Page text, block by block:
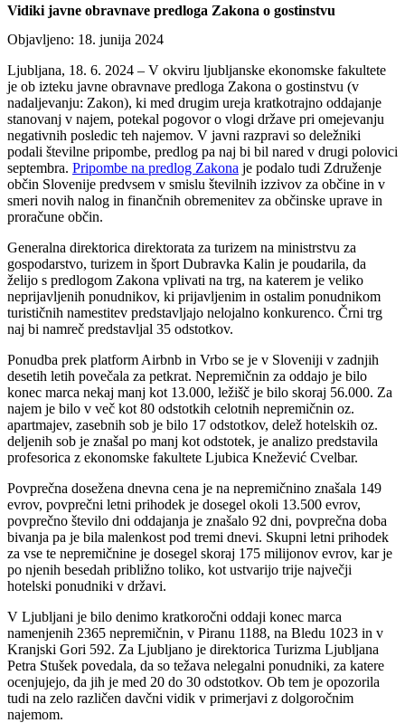
Vidiki javne obravnave predloga Zakona o gostinstvu
Objavljeno: 18. junija 2024
Ljubljana, 18. 6. 2024 – V okviru ljubljanske ekonomske fakultete
je ob izteku javne obravnave predloga Zakona o gostinstvu (v
nadaljevanju: Zakon), ki med drugim ureja kratkotrajno oddajanje
stanovanj v najem, potekal pogovor o vlogi države pri omejevanju
negativnih posledic teh najemov. V javni razpravi so deležniki
podali številne pripombe, predlog pa naj bi bil nared v drugi polovici
septembra. Pripombe na predlog Zakona je podalo tudi Združenje
občin Slovenije predvsem v smislu številnih izzivov za občine in v
smeri novih nalog in finančnih obremenitev za občinske uprave in
proračune občin.
Generalna direktorica direktorata za turizem na ministrstvu za
gospodarstvo, turizem in šport Dubravka Kalin je poudarila, da
želijo s predlogom Zakona vplivati na trg, na katerem je veliko
neprijavljenih ponudnikov, ki prijavljenim in ostalim ponudnikom
turističnih namestitev predstavljajo nelojalno konkurenco. Črni trg
naj bi namreč predstavljal 35 odstotkov.
Ponudba prek platform Airbnb in Vrbo se je v Sloveniji v zadnjih
desetih letih povečala za petkrat. Nepremičnin za oddajo je bilo
konec marca nekaj manj kot 13.000, ležišč je bilo skoraj 56.000. Za
najem je bilo v več kot 80 odstotkih celotnih nepremičnin oz.
apartmajev, zasebnih sob je bilo 17 odstotkov, delež hotelskih oz.
deljenih sob je znašal po manj kot odstotek, je analizo predstavila
profesorica z ekonomske fakultete Ljubica Knežević Cvelbar.
Povprečna dosežena dnevna cena je na nepremičnino znašala 149
evrov, povprečni letni prihodek je dosegel okoli 13.500 evrov,
povprečno število dni oddajanja je znašalo 92 dni, povprečna doba
bivanja pa je bila malenkost pod tremi dnevi. Skupni letni prihodek
za vse te nepremičnine je dosegel skoraj 175 milijonov evrov, kar je
po njenih besedah približno toliko, kot ustvarijo trije največji
hotelski ponudniki v državi.
V Ljubljani je bilo denimo kratkoročni oddaji konec marca
namenjenih 2365 nepremičnin, v Piranu 1188, na Bledu 1023 in v
Kranjski Gori 592. Za Ljubljano je direktorica Turizma Ljubljana
Petra Stušek povedala, da so težava nelegalni ponudniki, za katere
ocenjujejo, da jih je med 20 do 30 odstotkov. Ob tem je opozorila
tudi na zelo različen davčni vidik v primerjavi z dolgoročnim
najemom.